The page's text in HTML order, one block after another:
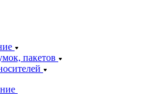
пакетов